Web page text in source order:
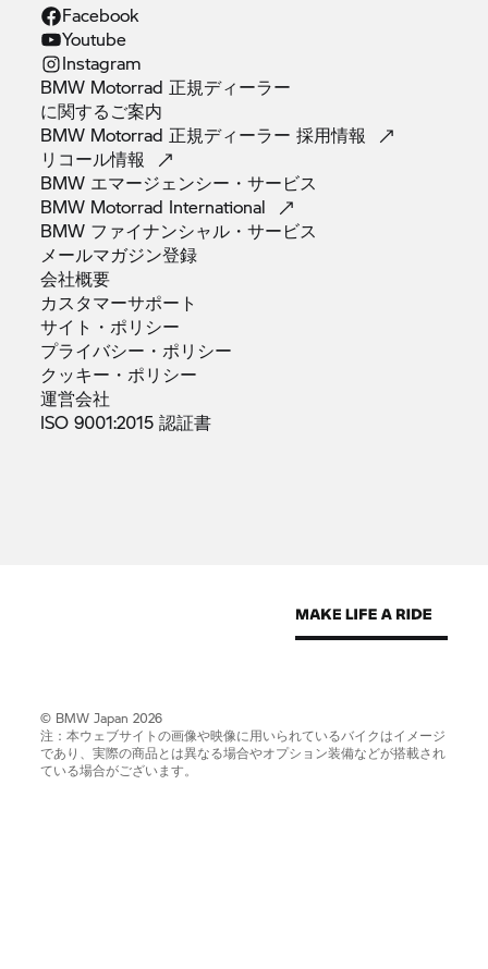
Facebook
Youtube
Instagram
BMW Motorrad 正規ディーラー
に関するご案内
BMW Motorrad 正規ディーラー採用情報
リコール情報
BMW エマージェンシー・サービス
BMW Motorrad International
BMW ファイナンシャル・サービス
メールマガジン登録
会社概要
カスタマーサポート
サイト・ポリシー
プライバシー・ポリシー
クッキー・ポリシー
運営会社
ISO 9001:2015認証書
© BMW Japan 2026
注：本ウェブサイトの画像や映像に用いられているバイクはイメージ
であり、実際の商品とは異なる場合やオプション装備などが搭載され
ている場合がございます。